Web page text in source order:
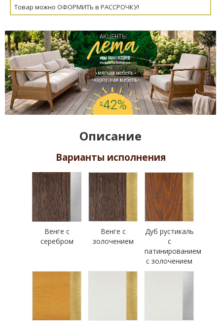
Товар можно ОФОРМИТЬ в РАССРОЧКУ!
Описание
Варианты исполнения
Венге с
серебром
Венге с
золочением
Дуб рустикаль
с
патинированием
с золочением